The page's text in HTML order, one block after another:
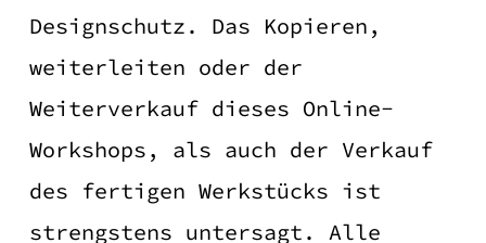
Designschutz. Das Kopieren,
weiterleiten oder der
Weiterverkauf dieses Online-
Workshops, als auch der Verkauf
des fertigen Werkstücks ist
strengstens untersagt. Alle